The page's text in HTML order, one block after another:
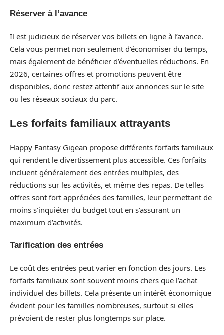
Réserver à l’avance
Il est judicieux de réserver vos billets en ligne à l’avance.
Cela vous permet non seulement d’économiser du temps,
mais également de bénéficier d’éventuelles réductions. En
2026, certaines offres et promotions peuvent être
disponibles, donc restez attentif aux annonces sur le site
ou les réseaux sociaux du parc.
Les forfaits familiaux attrayants
Happy Fantasy Gigean propose différents forfaits familiaux
qui rendent le divertissement plus accessible. Ces forfaits
incluent généralement des entrées multiples, des
réductions sur les activités, et même des repas. De telles
offres sont fort appréciées des familles, leur permettant de
moins s’inquiéter du budget tout en s’assurant un
maximum d’activités.
Tarification des entrées
Le coût des entrées peut varier en fonction des jours. Les
forfaits familiaux sont souvent moins chers que l’achat
individuel des billets. Cela présente un intérêt économique
évident pour les familles nombreuses, surtout si elles
prévoient de rester plus longtemps sur place.